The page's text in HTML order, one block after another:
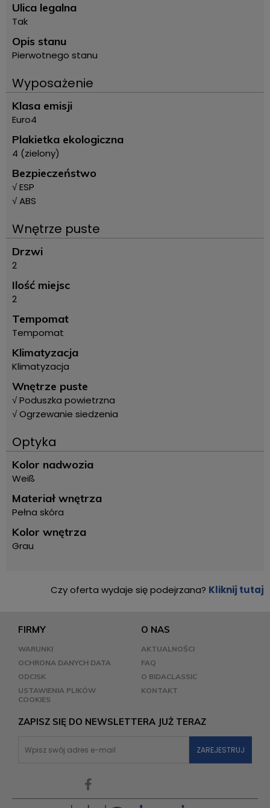
Ulica legalna
Tak
Opis stanu
Pierwotnego stanu
Wyposażenie
Klasa emisji
Euro4
Plakietka ekologiczna
4 (zielony)
Bezpieczeństwo
√ ESP
√ ABS
Wnętrze puste
Drzwi
2
Ilość miejsc
2
Tempomat
Tempomat
Klimatyzacja
Klimatyzacja
Wnętrze puste
√ Poduszka powietrzna
√ Ogrzewanie siedzenia
Optyka
Kolor nadwozia
Weiß
Materiał wnętrza
Pełna skóra
Kolor wnętrza
Grau
Czy oferta wydaje się podejrzana? Kliknij tutaj
FIRMY
WARUNKI
OCHRONA DANYCH DATA
ODCISK
USTAWIENIA PLIKÓW
COOKIES
O NAS
AKTUALNOŚCI
FAQ
O BIDACLASSIC
KONTAKT
ZAPISZ SIĘ DO NEWSLETTERA JUŻ TERAZ